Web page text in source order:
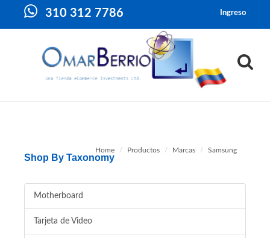
310 312 7786 Ingreso
Home Productos Marcas Samsung
Shop By Taxonomy
Motherboard
Tarjeta de Video